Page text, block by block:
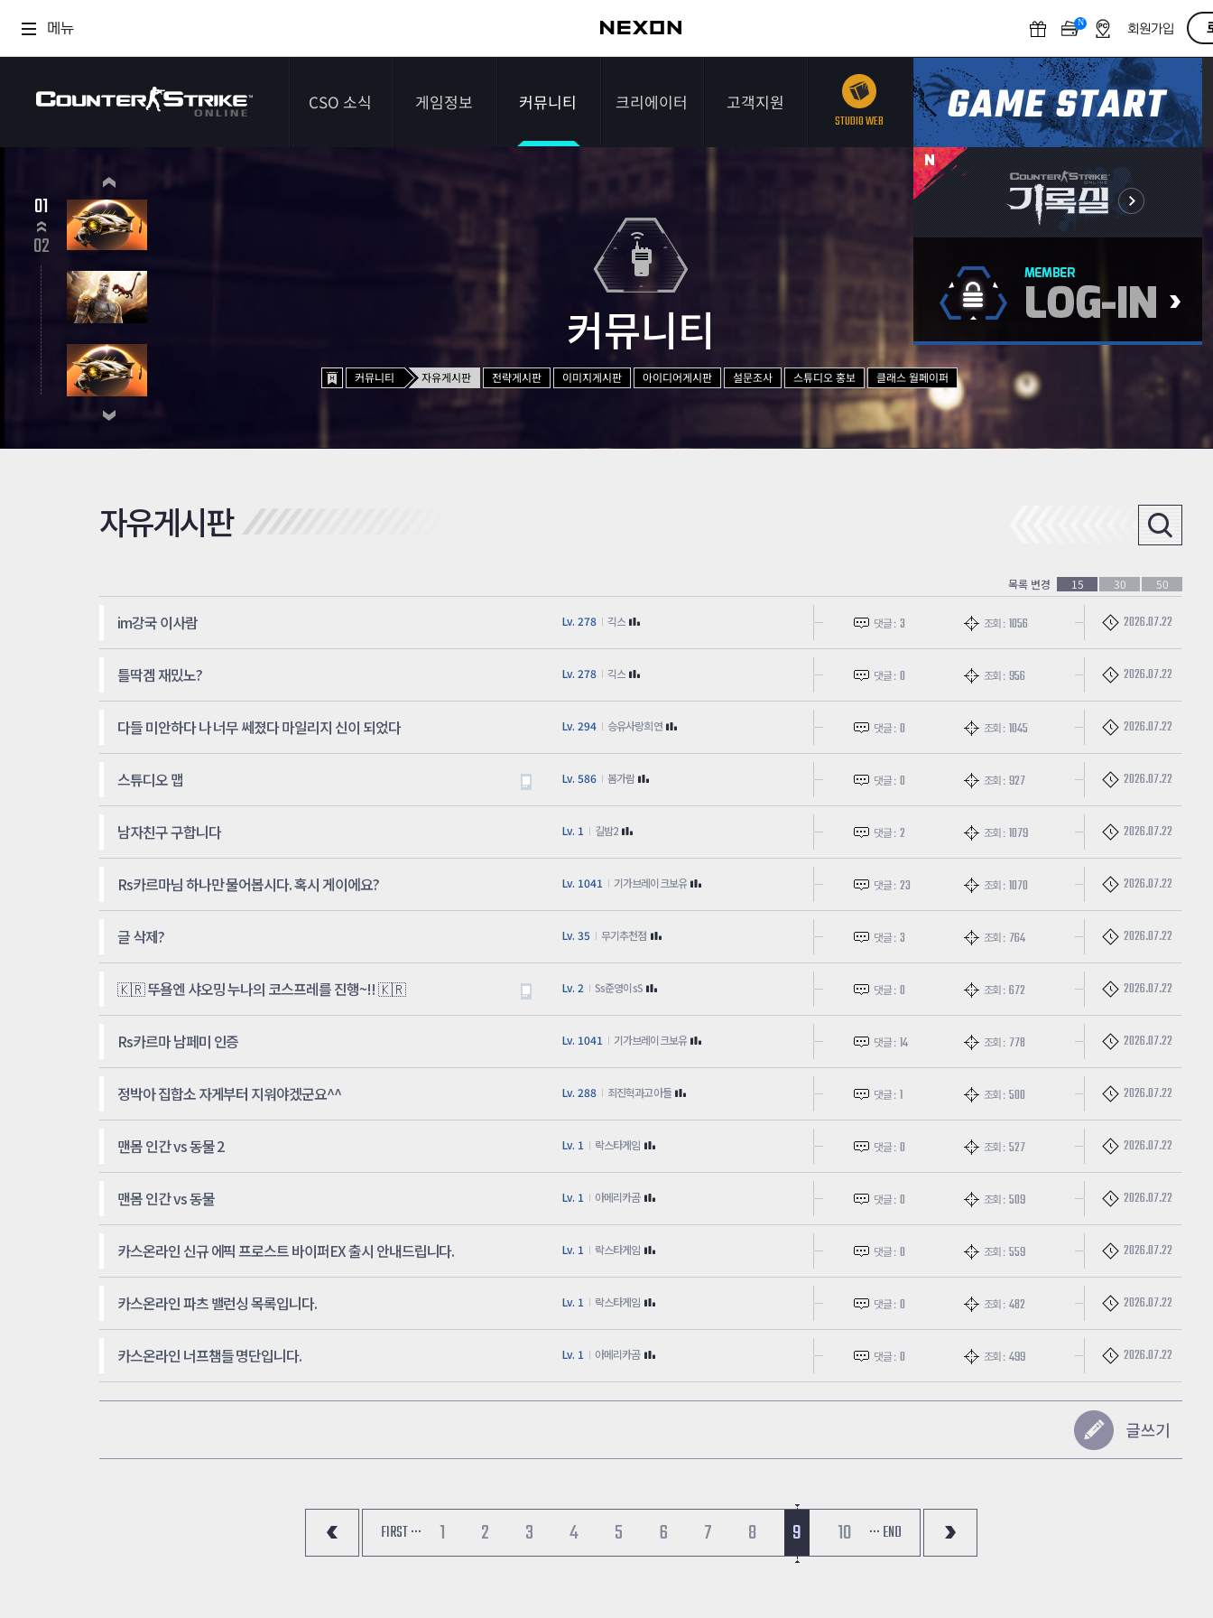
메뉴 N
F
회원가입
CSO 소식 게임정보
조작법
NEXON NOW
추가 정보
기록실
커뮤니티
설문조사
스튜디오 홍보
크리에이터
크리에이터 공지
고객지원
STUDIO WEB
02
02
커뮤니티
커뮤니티 자유게시판 전략게시판 이미지게시판 아이디어게시판 설문조사 스튜디오 홍보 클래스 월페이퍼
자유게시판
목록 변경 15 30 50
im강국 이사람 Lv. 278 긱스 댓글 : 3 조회 : 1056 2026.07.22
틀딱겜 재밌노? Lv. 278 긱스 댓글 : 0 조회 : 956 2026.07.22
다들 미안하다 나 너무 쎄졌다 마일리지 신이 되었다 Lv. 294 승유사랑희연 댓글 : 0 조회 : 1045 2026.07.22
스튜디오 맵 Lv. 586 봄가람 댓글 : 0 조회 : 927 2026.07.22
남자친구 구합니다 Lv. 1 길밤2 댓글 : 2 조회 : 1079 2026.07.22
Rs카르마님 하나만 물어봅시다. 혹시 게이에요? Lv. 1041 기가브레이크보유 댓글 : 23 조회 : 1070 2026.07.22
글 삭제? Lv. 35 무기추천점 댓글 : 3 조회 : 764 2026.07.22
🇰🇷 뚜욜엔 샤오밍 누나의 코스프레를 진행~!! 🇰🇷 Lv. 2 Ss준영이sS 댓글 : 0 조회 : 672 2026.07.22
Rs카르마 남페미 인증 Lv. 1041 기가브레이크보유 댓글 : 14 조회 : 778 2026.07.22
정박아 집합소 자게부터 지워야겠군요^^ Lv. 288 죄진혁과고아들 댓글 : 1 조회 : 500 2026.07.22
맨몸 인간 vs 동물 2 Lv. 1 락스타게임 댓글 : 0 조회 : 527 2026.07.22
맨몸 인간 vs 동물 Lv. 1 아메리카곰 댓글 : 0 조회 : 509 2026.07.22
카스온라인 신규 에픽 프로스트 바이퍼EX 출시 안내드립니다. Lv. 1 락스타게임 댓글 : 0 조회 : 559 2026.07.22
카스온라인 파츠 밸런싱 목록입니다. Lv. 1 락스타게임 댓글 : 0 조회 : 482 2026.07.22
카스온라인 너프챔들 명단입니다. Lv. 1 아메리카곰 댓글 : 0 조회 : 499 2026.07.22
FIRST ··· 1 2 3 4 5 6 7 8 9 10 ··· END